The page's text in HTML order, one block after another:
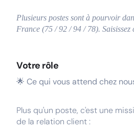
Plusieurs postes sont à pourvoir
France (75 / 92 / 94 / 78). Saisissez
Votre rôle
🌟 Ce qui vous attend chez
Plus qu'un poste, c'est une
de la relation client :